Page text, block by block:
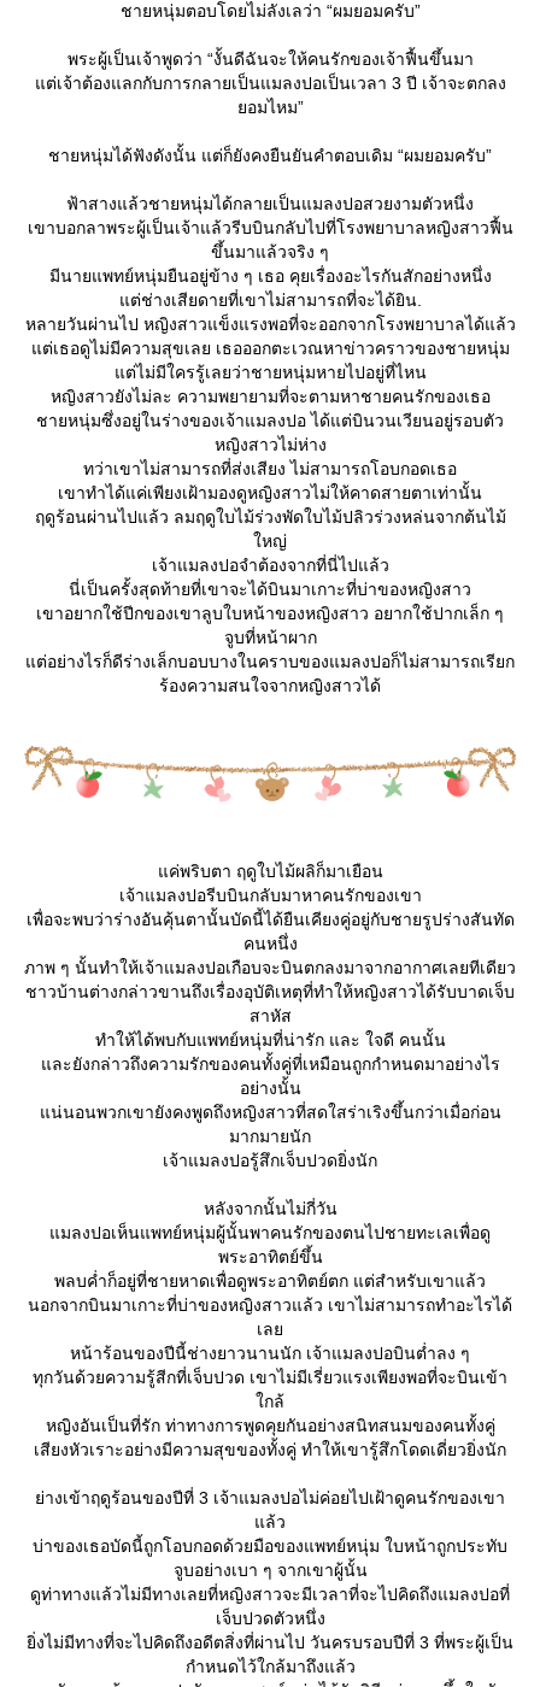
ชายหนุ่มตอบโดยไม่ลังเลว่า “ผมยอมครับ”
พระผู้เป็นเจ้าพูดว่า “งั้นดีฉันจะให้คนรักของเจ้าฟื้นขึ้นมา
ต่เจ้าต้องแลกกับการกลายเป็นแมลงปอเป็นเวลา 3 ปี เจ้าจะตกลง
อมไหม”
ชายหนุ่มได้ฟังดังนั้น แต่ก็ยังคงยืนยันคำตอบเดิม “ผมยอมครับ”
ฟ้าสางแล้วชายหนุ่มได้กลายเป็นแมลงปอสวยงามตัวหนึ่ง
เขาบอกลาพระผู้เป็นเจ้าแล้วรีบบินกลับไปที่โรงพยาบาลหญิงสาวฟื้น
ขึ้นมาแล้วจริง ๆ
มีนายแพทย์หนุ่มยืนอยู่ข้าง ๆ เธอ คุยเรื่องอะไรกันสักอย่างหนึ่ง
ต่ช่างเสียดายที่เขาไม่สามารถที่จะได้ยิน.
หลายวันผ่านไป หญิงสาวแข็งแรงพอที่จะออกจากโรงพยาบาลได้แล้ว
ต่เธอดูไม่มีความสุขเลย เธอออกตะเวณหาข่าวคราวของชายหนุ่ม
ต่ไม่มีใครรู้เลยว่าชายหนุ่มหายไปอยู่ที่ไหน
หญิงสาวยังไม่ละ ความพยายามที่จะตามหาชายคนรักของเธอ
ชายหนุ่มซึ่งอยู่ในร่างของเจ้าแมลงปอ ได้แต่บินวนเวียนอยู่รอบตัว
หญิงสาวไม่ห่าง
ทว่าเขาไม่สามารถที่ส่งเสียง ไม่สามารถโอบกอดเธอ
เขาทำได้แค่เพียงเฝ้ามองดูหญิงสาวไม่ให้คาดสายตาเท่านั้น
ฤดูร้อนผ่านไปแล้ว ลมฤดูใบไม้ร่วงพัดใบไม้ปลิวร่วงหล่นจากต้นไม้
หญ่
เจ้าแมลงปอจำต้องจากที่นี่ไปแล้ว
นี่เป็นครั้งสุดท้ายที่เขาจะได้บินมาเกาะที่บ่าของหญิงสาว
เขาอยากใช้ปีกของเขาลูบใบหน้าของหญิงสาว อยากใช้ปากเล็ก ๆ
จูบที่หน้าผาก
ต่อย่างไรก็ดีร่างเล็กบอบบางในคราบของแมลงปอก็ไม่สามารถเรียก
ร้องความสนใจจากหญิงสาวได้
ค่พริบตา ฤดูใบไม้ผลิก็มาเยือน
เจ้าแมลงปอรีบบินกลับมาหาคนรักของเขา
เพื่อจะพบว่าร่างอันคุ้นตานั้นบัดนี้ได้ยืนเคียงคู่อยู่กับชายรูปร่างสันทัด
คนหนึ่ง
ภาพ ๆ นั้นทำให้เจ้าแมลงปอเกือบจะบินตกลงมาจากอากาศเลยทีเดียว
ชาวบ้านต่างกล่าวขานถึงเรื่องอุบัติเหตุที่ทำให้หญิงสาวได้รับบาดเจ็บ
สาหัส
ทำให้ได้พบกับแพทย์หนุ่มที่น่ารัก และ ใจดี คนนั้น
ละยังกล่าวถึงความรักของคนทั้งคู่ที่เหมือนถูกกำหนดมาอย่างไร
อย่างนั้น
น่นอนพวกเขายังคงพูดถึงหญิงสาวที่สดใสร่าเริงขึ้นกว่าเมื่อก่อน
มากมายนัก
เจ้าแมลงปอรู้สึกเจ็บปวดยิ่งนัก
หลังจากนั้นไม่กี่วัน
มลงปอเห็นแพทย์หนุ่มผู้นั้นพาคนรักของตนไปชายทะเลเพื่อดู
พระอาทิตย์ขึ้น
พลบค่ำก็อยู่ที่ชายหาดเพื่อดูพระอาทิตย์ตก แต่สำหรับเขาแล้ว
นอกจากบินมาเกาะที่บ่าของหญิงสาวแล้ว เขาไม่สามารถทำอะไรได้
เล
หน้าร้อนของปีนี้ช่างยาวนานนัก เจ้าแมลงปอบินต่ำลง ๆ
ทุกวันด้วยความรู้สีกที่เจ็บปวด เขาไม่มีเรี่ยวแรงเพียงพอที่จะบินเข้า
กล้
หญิงอันเป็นที่รัก ท่าทางการพูดคุยกันอย่างสนิทสนมของคนทั้งคู่
เสียงหัวเราะอย่างมีความสุขของทั้งคู่ ทำให้เขารู้สึกโดดเดี่ยวยิ่งนัก
่างเข้าฤดูร้อนของปีที่ 3 เจ้าแมลงปอไม่ค่อยไปเฝ้าดูคนรักของเขา
ล้ว
บ่าของเธอบัดนี้ถูกโอบกอดด้วยมือของแพทย์หนุ่ม ใบหน้าถูกประทับ
จูบอย่างเบา ๆ จากเขาผู้นั้น
ดูท่าทางแล้วไม่มีทางเลยที่หญิงสาวจะมีเวลาที่จะไปคิดถึงแมลงปอที่
เจ็บปวดตัวหนึ่ง
ิ่งไม่มีทางที่จะไปคิดถึงอดีตสิ่งที่ผ่านไป วันครบรอบปีที่ 3 ที่พระผู้เป็น
กำหนดไว้ใกล้มาถึงแล้ว